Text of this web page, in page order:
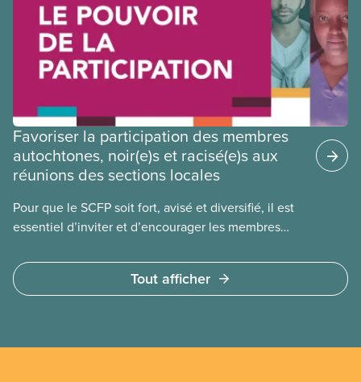
Favoriser la participation des membres
autochtones, noir(e)s et racisé(e)s aux
réunions des sections locales
Pour que le SCFP soit fort, avisé et diversifié, il est
essentiel d’inviter et d’encourager les membres
réunions, conférences et activités. Lisez notre
fiche-conseils pour savoir comment accroître la
Tout afficher